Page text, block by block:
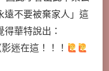
遠不要被棄家人」這
華特說出：
迷在這！！！